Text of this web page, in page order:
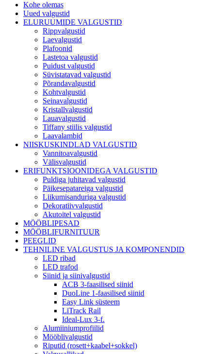
Kohe olemas
Uued valgustid
ELURUUMIDE VALGUSTID
Rippvalgustid
Laevalgustid
Plafoonid
Lastetoa valgustid
Puidust valgustid
Süvistatavad valgustid
Põrandavalgustid
Kohtvalgustid
Seinavalgustid
Kristallvalgustid
Lauavalgustid
Tiffany stiilis valgustid
Laavalambid
NIISKUSKINDLAD VALGUSTID
Vannitoavalgustid
Välisvalgustid
ERIFUNKTSIOONIDEGA VALGUSTID
Puldiga juhitavad valgustid
Päikesepatareiga valgustid
Liikumisanduriga valgustid
Dekoratiivvalgustid
Akutoitel valgustid
MÖÖBLIPESAD
MÖÖBLIFURNITUUR
PEEGLID
TEHNILINE VALGUSTUS JA KOMPONENDID
LED ribad
LED trafod
Siinid ja siinivalgustid
ACB 3-faasilised siinid
DuoLine 1-faasilised siinid
Easy Link süsteem
LiTrack Rail
Ideal-Lux 3-f.
Alumiiniumprofiilid
Mööblivalgustid
Riputid (rosett+kaabel+sokkel)